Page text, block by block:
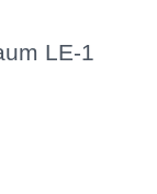
LE-1